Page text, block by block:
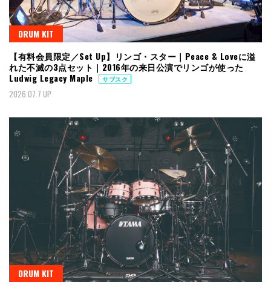
DRUM KIT
【有料会員限定／Set Up】リンゴ・スター｜Peace & Loveに溢
れた不滅の3点セット｜2016年の来日公演でリンゴが使った
Ludwig Legacy Maple
サブスク
2026.07.7 UP
DRUM KIT